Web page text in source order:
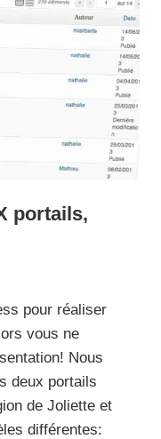
portails,
pour réaliser
vous ne
Nous
deux portails
de Joliette et
différentes: